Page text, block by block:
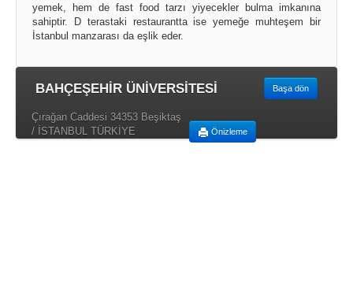
yemek, hem de fast food tarzı yiyecekler bulma imkanına
sahiptir. D terastaki restaurantta ise yemeğe muhteşem bir
İstanbul manzarası da eşlik eder.
BAHÇEŞEHİR ÜNİVERSİTESİ Başa dön
Önizleme
Çırağan Caddesi 34353 Beşiktaş
/ İSTANBUL TÜRKİYE